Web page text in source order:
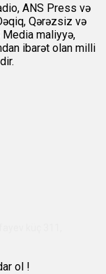
ANS Press və
Qərəzsiz və
Media maliyyə,
ibarət olan milli
ol !